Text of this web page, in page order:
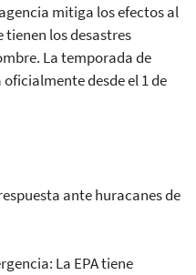
mitiga los efectos al
tienen los desastres
La temporada de
desde el 1 de
ante huracanes de
La EPA tiene